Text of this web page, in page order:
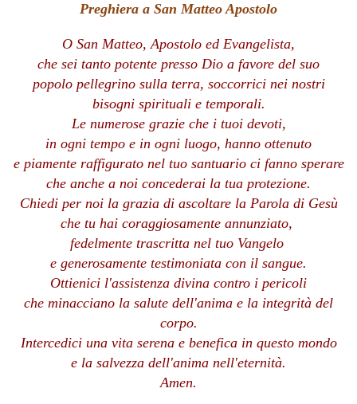
Preghiera a San Matteo Apostolo
O San Matteo, Apostolo ed Evangelista,
che sei tanto potente presso Dio a favore del suo
popolo pellegrino sulla terra, soccorrici nei nostri
bisogni spirituali e temporali.
Le numerose grazie che i tuoi devoti,
in ogni tempo e in ogni luogo, hanno ottenuto
e piamente raffigurato nel tuo santuario ci fanno sperare
che anche a noi concederai la tua protezione.
Chiedi per noi la grazia di ascoltare la Parola di Gesù
che tu hai coraggiosamente annunziato,
fedelmente trascritta nel tuo Vangelo
e generosamente testimoniata con il sangue.
Ottienici l'assistenza divina contro i pericoli
che minacciano la salute dell'anima e la integrità del
corpo.
Intercedici una vita serena e benefica in questo mondo
e la salvezza dell'anima nell'eternità.
Amen.